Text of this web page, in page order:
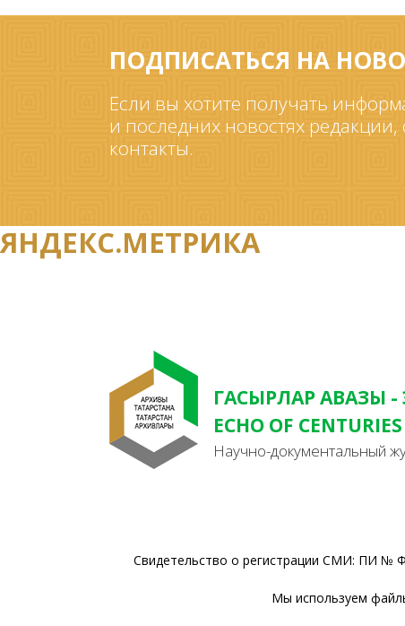
ПОДПИСАТЬСЯ НА
Если вы хотите получать
и последних новостях редакции,
контакты.
ЯНДЕКС.МЕТРИКА
ГАСЫРЛАР АВАЗЫ -
ECHO OF CENTURIES
Научно-документальный
Свидетельство о регистрации СМИ: ПИ №
Мы используем